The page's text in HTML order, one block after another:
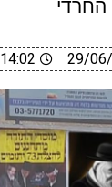
החרדי
29/
14:02